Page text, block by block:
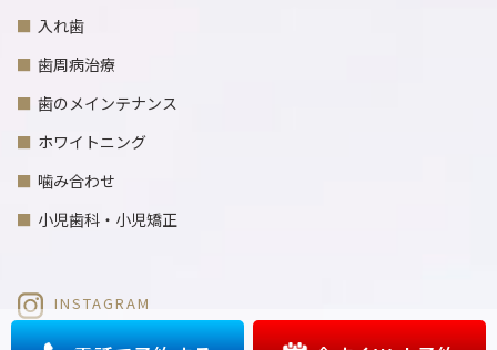
入れ歯
歯周病治療
歯のメインテナンス
ホワイトニング
噛み合わせ
小児歯科・小児矯正
INSTAGRAM